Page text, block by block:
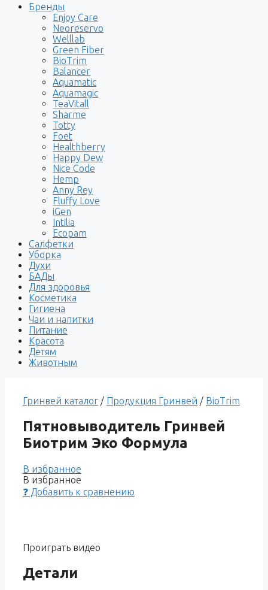
Бренды
Enjoy Care
Neoreservo
Welllab
Green Fiber
BioTrim
Balancer
Aquamatic
Aquamagic
TeaVitall
Sharme
Totty
Foet
Healthberry
Happy Dew
Nice Code
Hemp
Anny Rey
Fluffy Love
iGen
Intilia
Ecopam
Салфетки
Уборка
Духи
БАДы
Для здоровья
Косметика
Гигиена
Чаи и напитки
Питание
Красота
Детям
Животным
Гринвей каталог / Продукция Гринвей / BioTrim
Пятновыводитель Гринвей
Биотрим Эко Формула
В избранное
В избранное
❓ Добавить к сравнению
Проиграть видео
Детали